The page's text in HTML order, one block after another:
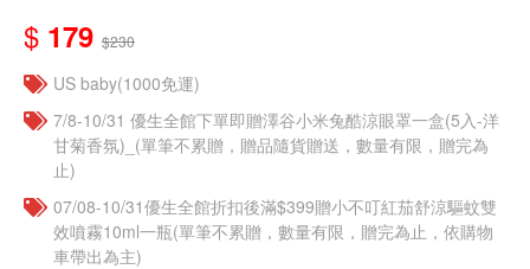
$ 179 $230
US baby(1000免運)
7/8-10/31 優生全館下單即贈澤谷小米兔酷涼眼罩一盒(5入-洋
甘菊香氛)_(單筆不累贈，贈品隨貨贈送，數量有限，贈完為
止)
07/08-10/31優生全館折扣後滿$399贈小不叮紅茄舒涼驅蚊雙
效噴霧10ml一瓶(單筆不累贈，數量有限，贈完為止，依購物
車帶出為主)